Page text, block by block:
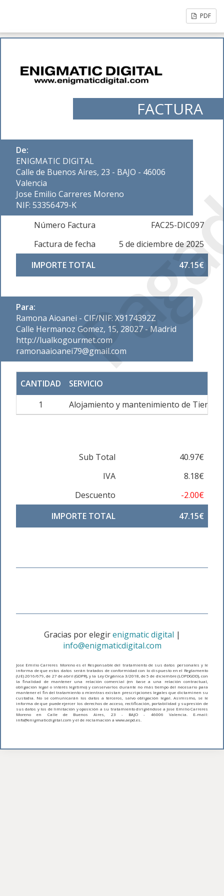
PDF
FACTURA
De:
ENIGMATIC DIGITAL
Calle de Buenos Aires, 23 - BAJO - 46006
Valencia
Jose Emilio Carreres Moreno
NIF: 53356479-K
Número Factura
FAC25-DIC097
Factura de fecha
5 de diciembre de 2025
IMPORTE TOTAL
47.15€
Para:
Ramona Aioanei - CIF/NIF: X9174392Z
Calle Hermanoz Gomez, 15, 28027 - Madrid
http://lualkogourmet.com
ramonaaioanei79@gmail.com
CANTIDAD
SERVICIO
1
Alojamiento y mantenimiento de Tienda
Sub Total
40.97€
IVA
8.18€
Descuento
-2.00€
IMPORTE TOTAL
47.15€
Gracias por elegirenigmatic digital |
info@enigmaticdigital.com
Jose Emilio Carreres Moreno es el Responsable del tratamiento de sus datos personales y le
informa de que estos datos serán tratados de conformidad con lo dispuesto en el Reglamento
(UE) 2016/679, de 27 de abril (GDPR), y la Ley Orgánica 3/2018, de 5 de diciembre (LOPDGDD), con
la finalidad de mantener una relación comercial (en base a una relación contractual,
obligación legal o interés legítimo) y conservarlos durante no más tiempo del necesario para
mantener el fin del tratamiento o mientras existan prescripciones legales que dictaminen su
custodia. No se comunicarán los datos a terceros, salvo obligación legal. Asimismo, se le
informa de que puede ejercer los derechos de acceso, rectificación, portabilidad y supresión de
sus datos y los de limitación y oposición a su tratamiento dirigiéndose a Jose Emilio Carreres
Moreno en Calle de Buenos Aires, 23 - BAJO - 46006 Valencia. E-mail:
info@enigmaticdigital.com y el de reclamación a www.aepd.es.